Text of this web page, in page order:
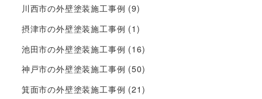
川西市の外壁塗装施工事例 (9)
摂津市の外壁塗装施工事例 (1)
池田市の外壁塗装施工事例 (16)
神戸市の外壁塗装施工事例 (50)
箕面市の外壁塗装施工事例 (21)